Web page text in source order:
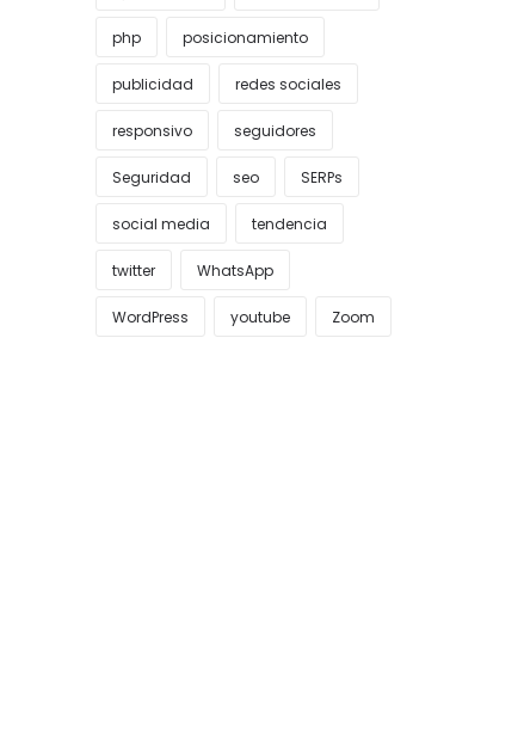
php posicionamiento
publicidad redes sociales
responsivo seguidores
Seguridad seo SERPs
social media tendencia
twitter WhatsApp
WordPress youtube Zoom